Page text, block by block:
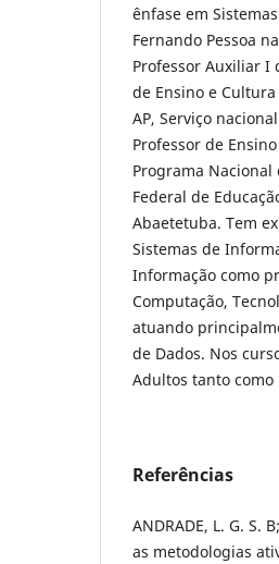
ênfase em
Fernando Pessoa
Professor Auxiliar I
de Ensino e
AP, Serviço
Professor de
Programa Nacional
Federal de
Abaetetuba. Tem
Sistemas de
Informação como
Computação,
atuando
de Dados. Nos
Adultos tanto como
Referências
ANDRADE, L. G. S.
as metodologias